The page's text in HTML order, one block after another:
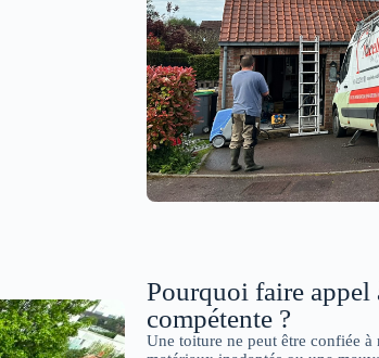
Pourquoi faire appel
compétente ?
Une toiture ne peut être confiée à